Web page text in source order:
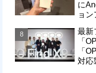
に
ョ
最新
「
「
対応